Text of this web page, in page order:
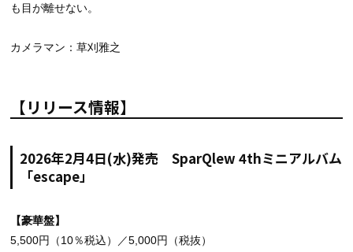
も目が離せない。
カメラマン：草刈雅之
【リリース情報】
2026年2月4日(水)発売 SparQlew 4thミニアルバム
「escape」
【豪華盤】
5,500円（10％税込）／5,000円（税抜）